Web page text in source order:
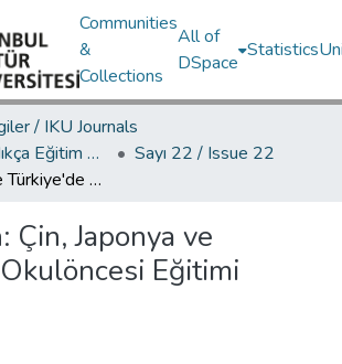
Communities
&
Collections
All of
DSpace
Statistics
/ IKU Journals
YED.JEL Yaşadıkça Eğitim Dergisi / Journal of Education For Life
Sayı 22 / Issue 22
Çin, Japonya ve Türkiye'de Okulöncesi Eğitimi
Çin, Japonya ve
Eğitimi